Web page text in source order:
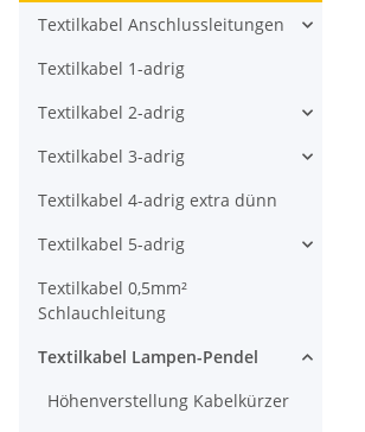
Textilkabel Anschlussleitungen
Textilkabel 1-adrig
Textilkabel 2-adrig
Textilkabel 3-adrig
Textilkabel 4-adrig extra dünn
Textilkabel 5-adrig
Textilkabel 0,5mm²
Schlauchleitung
Textilkabel Lampen-Pendel
Höhenverstellung Kabelkürzer